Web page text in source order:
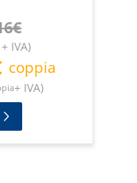
€
+ IVA)
coppia
+ IVA)